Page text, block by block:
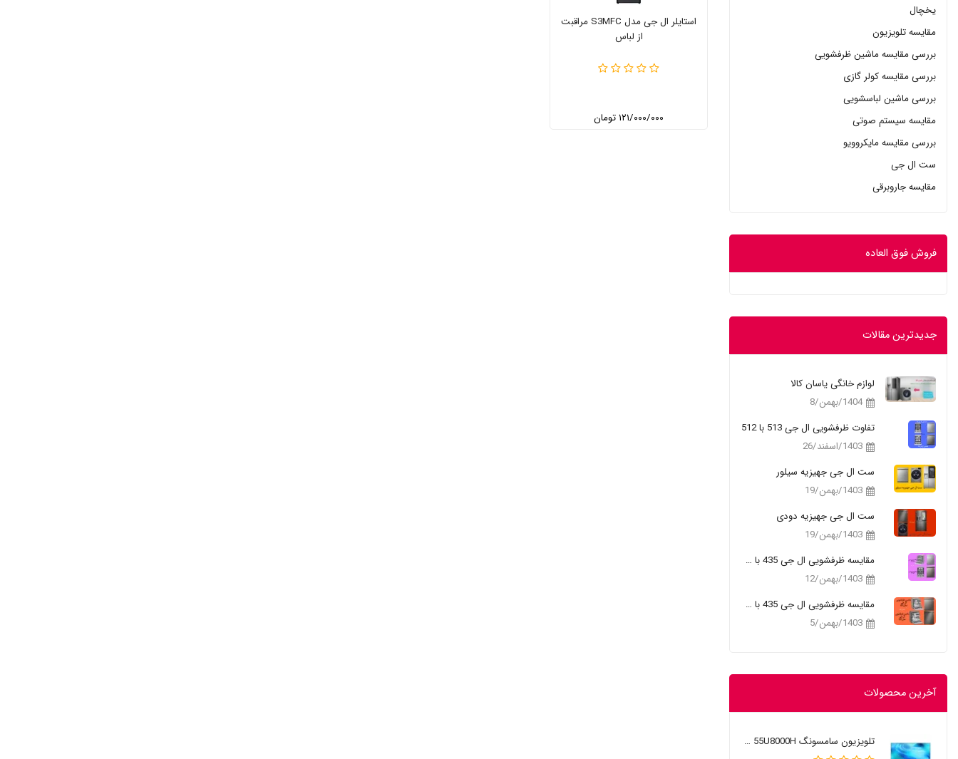
استایلر ال جی مدل S3MFC مراقبت
از لباس
۱۲۱/۰۰۰/۰۰۰ تومان
یخچال
مقایسه تلویزیون
بررسی مقایسه ماشین ظرفشویی
بررسی مقایسه کولر گازی
بررسی ماشین لباسشویی
مقایسه سیستم صوتی
بررسی مقایسه مایکروویو
ست ال جی
مقایسه جاروبرقی
فروش فوق العاده
جدیدترین مقالات
لوازم خانگی یاسان کالا
1404/بهمن/8
تفاوت ظرفشویی ال جی 513 با 512
1403/اسفند/26
ست ال جی جهیزیه سیلور
1403/بهمن/19
ست ال جی جهیزیه دودی
1403/بهمن/19
مقایسه ظرفشویی ال جی 435 با 335
1403/بهمن/12
مقایسه ظرفشویی ال جی 435 با 325
1403/بهمن/5
آخرین محصولات
تلویزیون سامسونگ 55U8000H سایز 55 اینچ 2026